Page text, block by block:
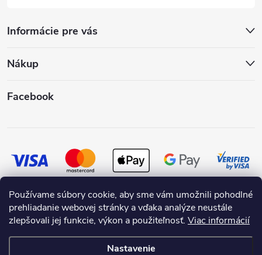
Používame súbory cookie, aby sme vám umožnili pohodlné
prehliadanie webovej stránky a vďaka analýze neustále
zlepšovali jej funkcie, výkon a použiteľnosť. Viac informácií
Nastavenie
Informácie pre vás
Nákup
Facebook